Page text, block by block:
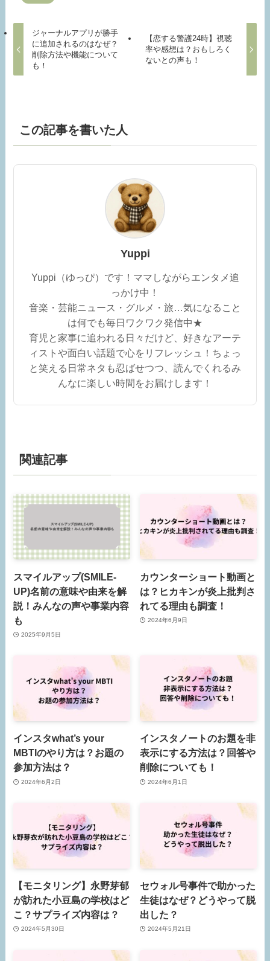
ジャーナルアプリが勝手
に追加されるのはなぜ？
削除方法や機能について
も！
【恋する警護24時】視聴
率や感想は？おもしろく
ないとの声も！
この記事を書いた人
Yuppi
Yuppi（ゆっぴ）です！ママしながらエンタメ追
っかけ中！
音楽・芸能ニュース・グルメ・旅…気になること
は何でも毎日ワクワク発信中★
育児と家事に追われる日々だけど、好きなアーテ
ィストや面白い話題で心をリフレッシュ！ちょっ
と笑える日常ネタも忍ばせつつ、読んでくれるみ
んなに楽しい時間をお届けします！
関連記事
スマイルアップ(SMILE-
UP)名前の意味や由来を解
説！みんなの声や事業内容
も
2025年9月5日
カウンターショート動画と
は？ヒカキンが炎上批判さ
れてる理由も調査！
2024年6月9日
インスタwhat’s your
MBTIのやり方は？お題の
参加方法は？
2024年6月2日
インスタノートのお題を非
表示にする方法は？回答や
削除についても！
2024年6月1日
【モニタリング】永野芽郁
が訪れた小豆島の学校はど
こ？サプライズ内容は？
2024年5月30日
セウォル号事件で助かった
生徒はなぜ？どうやって脱
出した？
2024年5月21日